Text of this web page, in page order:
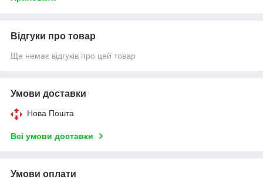
Відгуки про товар
Ще немає відгуків про цей товар
Умови доставки
Нова Пошта
Всі умови доставки
Умови оплати